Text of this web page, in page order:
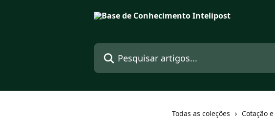
Pesquisar artigos...
Todas as coleções Cotação